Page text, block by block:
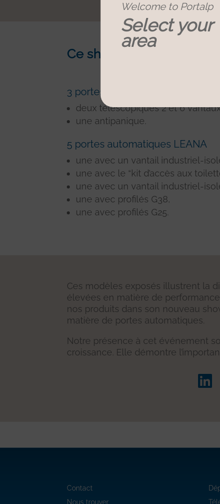
Ce showroom comprend :
3 portes automatiques RS
deux télescopiques 2 et 6
une antipanique.
5 portes automatiques LEANA
une avec un vantail industriel-
une avec le “kit d’accès aux
une avec un vantail industriel-
une avec profilés G38,
une avec profilés G25.
Ces modèles exposés illustrent la
élevées en matière de
nos produits dans son nouveau
matière de portes automatiques.
Notre présence à cet événement
croissance. Elle démontre

Contact
Nous trouver
Welcome to Portalp
Select your
area